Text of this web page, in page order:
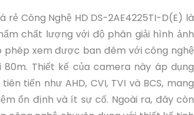
rẻ Công Nghệ HD DS-2AE4225TI-D(E) là
chất lượng với độ phân giải hình ảnh
phép xem được ban đêm với công nghệ
80m. Thiết kế của camera này áp dụng
tiến như AHD, CVI, TVI và BCS, mang
ổn định và ít sự cố. Ngoài ra, đây còn